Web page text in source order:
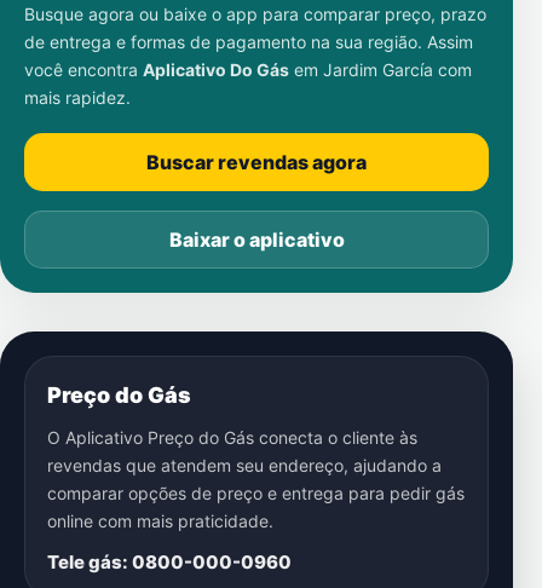
Busque agora ou baixe o app para comparar preço, prazo
de entrega e formas de pagamento na sua região. Assim
você encontra Aplicativo Do Gás em Jardim García com
mais rapidez.
Buscar revendas agora
Baixar o aplicativo
Preço do Gás
O Aplicativo Preço do Gás conecta o cliente às
revendas que atendem seu endereço, ajudando a
comparar opções de preço e entrega para pedir gás
online com mais praticidade.
Tele gás: 0800-000-0960